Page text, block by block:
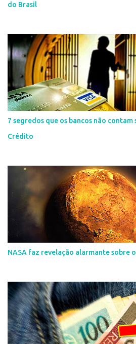
do Brasil
7 segredos que os bancos não
Crédito
NASA faz revelação alarmante sobre